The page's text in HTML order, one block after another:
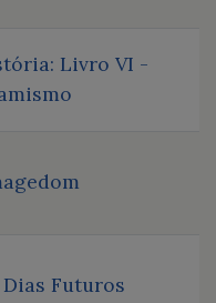
Livro VI -
Futuros